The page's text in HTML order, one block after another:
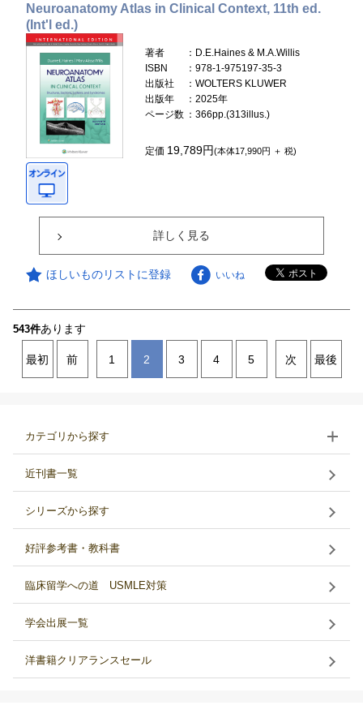
Neuroanatomy Atlas in Clinical Context, 11th ed.
(Int'l ed.)
著者
：D.E.Haines & M.A.Willis
ISBN
：978-1-975197-35-3
出版社
：WOLTERS KLUWER
出版年
：2025年
ページ数 ：366pp.(313illus.)
定価 19,789円(本体17,990円 ＋ 税)
詳しく見る
ほしいものリストに登録 いいね
543件あります
最初 前 1 2 3 4 5 次 最後
カテゴリから探す
近刊書一覧
シリーズから探す
好評参考書・教科書
臨床留学への道 USMLE対策
学会出展一覧
洋書籍クリアランスセール